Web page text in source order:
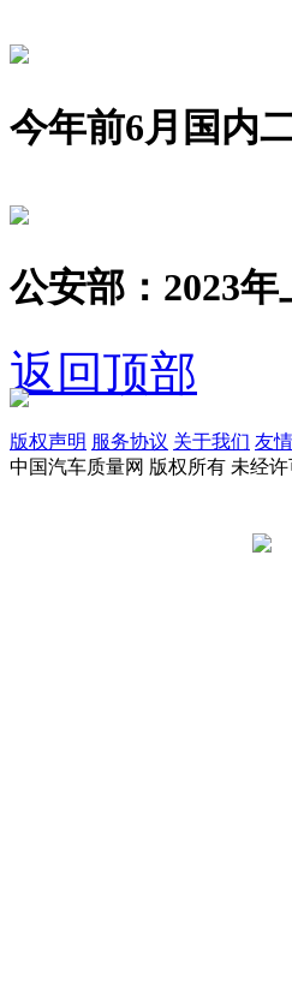
今年前6月国内
公安部：2023
返回顶部
版权声明 服务协议 关于我们 友
中国汽车质量网 版权所有 未经